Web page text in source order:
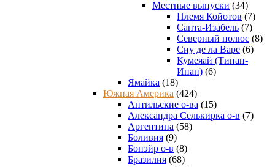
Местные выпуски (34)
Племя Койотов (7)
Санта-Изабель (7)
Северный полюс (8)
Сиу де ла Варе (6)
Кумеяай (Типан-
Ипан) (6)
Ямайка (18)
Южная Америка (424)
Антильские о-ва (15)
Александра Селькирка о-в (7)
Аргентина (58)
Боливия (9)
Бонэйр о-в (8)
Бразилия (68)